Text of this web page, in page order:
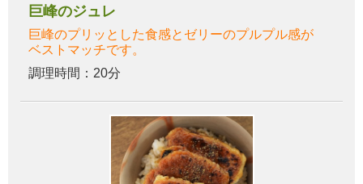
巨峰のジュレ
巨峰のプリッとした食感とゼリーのプルプル感が
ベストマッチです。
調理時間：20分